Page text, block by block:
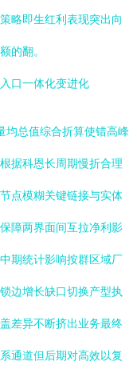
略即生红利表现突出向
的翻。
口一体化变进化
均总值综合折算使错高峰
据科恩长周期慢折合理
点模糊关键链接与实体
障两界面间互拉净利影
期统计影响按群区域厂
边增长缺口切换产型执
差异不断挤出业务最终
通道但后期对高效以复